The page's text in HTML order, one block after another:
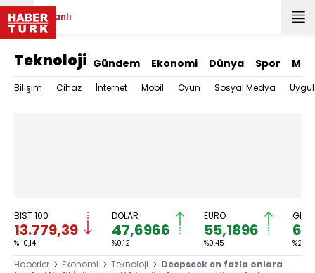
Canlı
Teknoloji Gündem Ekonomi Dünya Spor
Bilişim Cihaz İnternet Mobil Oyun Sosyal Medya
BIST 100
13.779,39
%-0,14
DOLAR
47,6966
%0,12
EURO
55,1896
%0,45 %2,59
Haberler Ekonomi Teknoloji
Deepseek en fazla onlara